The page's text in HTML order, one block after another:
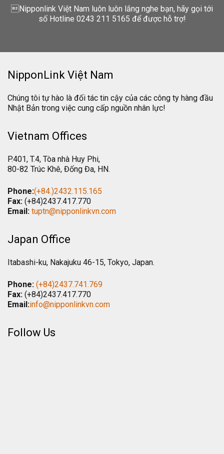
Nipponlink Việt Nam luôn luôn lắng nghe bạn, hãy gọi tới
số Hotline 0243 211 5165 để được hỗ trợ!
NipponLink Việt Nam
Chúng tôi tự hào là đối tác tin cậy của các công ty hàng đầu
Nhật Bản trong việc cung cấp nguồn nhân lực!
Vietnam Offices
P.401, T.4, Tòa nhà Huy Phi,
80-82 Trúc Khê, Đống Đa, HN.
Phone:(+84.)2432.115.165
Fax: (+84)2437.417.770
Email: tuptn@nipponlinkvn.com
Japan Office
Itabashi-ku, Nakajuku 46-15, Tokyo, Japan.
Phone: (+84)2437.741.769
Fax: (+84)2437.417.770
Email:info@nipponlinkvn.com
Follow Us